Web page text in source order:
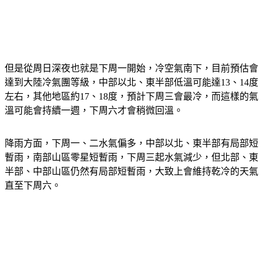
但是從周日深夜也就是下周一開始，冷空氣南下，目前預估會
達到大陸冷氣團等級，中部以北、東半部低溫可能達13、14度
左右，其他地區約17、18度，預計下周三會最冷，而這樣的氣
溫可能會持續一週，下周六才會稍微回溫。
降雨方面，下周一、二水氣偏多，中部以北、東半部有局部短
暫雨，南部山區零星短暫雨，下周三起水氣減少，但北部、東
半部、中部山區仍然有局部短暫雨，大致上會維持乾冷的天氣
直至下周六。